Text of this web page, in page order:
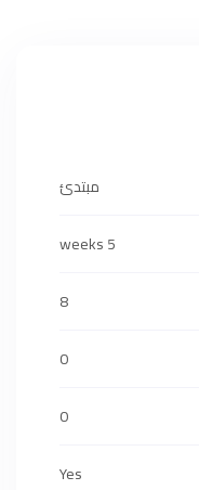
مبتدئ
5 weeks
8
0
0
Yes